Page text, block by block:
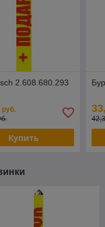
2.608.680.293
руб.
Купить